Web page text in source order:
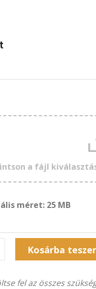
a fájl
méret: 25 MB
Kosárba
fel az összes